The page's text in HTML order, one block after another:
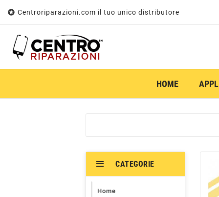
 Centroriparazioni.com il tuo unico distributore
HOME
CATEGORIE
Home